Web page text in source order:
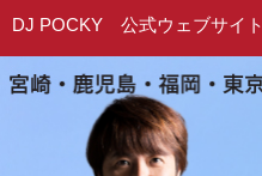
DJ POCKY 公式ウェブサイト